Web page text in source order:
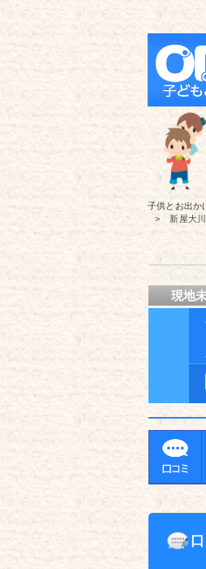
子供とお出か
新屋大
現地